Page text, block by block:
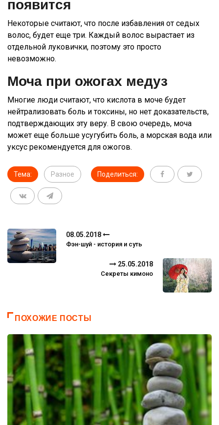
появится
Некоторые считают, что после избавления от седых
волос, будет еще три. Каждый волос вырастает из
отдельной луковички, поэтому это просто
невозможно.
Моча при ожогах медуз
Многие люди считают, что кислота в моче будет
нейтрализовать боль и токсины, но нет доказательств,
подтверждающих эту веру. В свою очередь, моча
может еще больше усугубить боль, а морская вода или
уксус рекомендуется для ожогов.
Тема: Разное Поделиться:
08.05.2018
Фэн-шуй - история и суть
25.05.2018
Секреты кимоно
ПОХОЖИЕ ПОСТЫ